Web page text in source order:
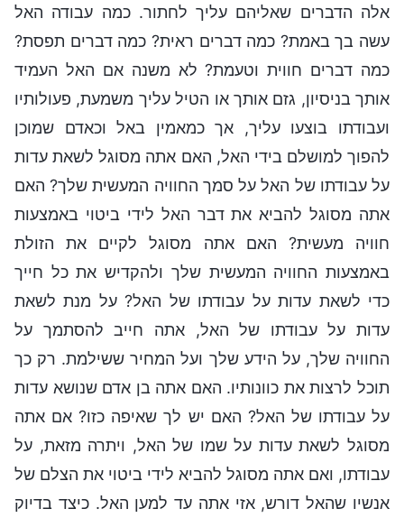
אלה הדברים שאליהם עליך לחתור. כמה עבודה האל
עשה בך באמת? כמה דברים ראית? כמה דברים תפסת?
כמה דברים חווית וטעמת? לא משנה אם האל העמיד
אותך בניסיון, גזם אותך או הטיל עליך משמעת, פעולותיו
ועבודתו בוצעו עליך, אך כמאמין באל וכאדם שמוכן
להפוך למושלם בידי האל, האם אתה מסוגל לשאת עדות
על עבודתו של האל על סמך החוויה המעשית שלך? האם
אתה מסוגל להביא את דבר האל לידי ביטוי באמצעות
חוויה מעשית? האם אתה מסוגל לקיים את הזולת
באמצעות החוויה המעשית שלך ולהקדיש את כל חייך
כדי לשאת עדות על עבודתו של האל? על מנת לשאת
עדות על עבודתו של האל, אתה חייב להסתמך על
החוויה שלך, על הידע שלך ועל המחיר ששילמת. רק כך
תוכל לרצות את כוונותיו. האם אתה בן אדם שנושא עדות
על עבודתו של האל? האם יש לך שאיפה כזו? אם אתה
מסוגל לשאת עדות על שמו של האל, ויתרה מזאת, על
עבודתו, ואם אתה מסוגל להביא לידי ביטוי את הצלם של
אנשיו שהאל דורש, אזי אתה עד למען האל. כיצד בדיוק